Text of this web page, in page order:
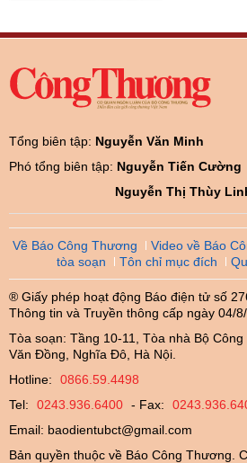
Tổng biên tập: Nguyễn Văn Minh
Phó tổng biên tập: Nguyễn Tiến Cường
Nguyễn Thị Thùy
Về Báo Công Thương Video về Báo
tòa soạn
Tôn chỉ mục đích
® Giấy phép hoạt động Báo điện tử số
Thông tin và Truyền thông cấp ngày 04/
Tòa soạn: Tầng 10-11, Tòa nhà Bộ
Văn Đồng, Nghĩa Đô, Hà Nội.
Hotline:
0866.59.4498
Tel:
0243.936.6400 - Fax:
Email: baodientubct@gmail.com
Bản quyền thuộc về Báo Công Thương.